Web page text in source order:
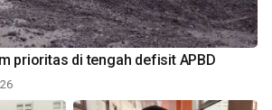
prioritas di tengah defisit APBD